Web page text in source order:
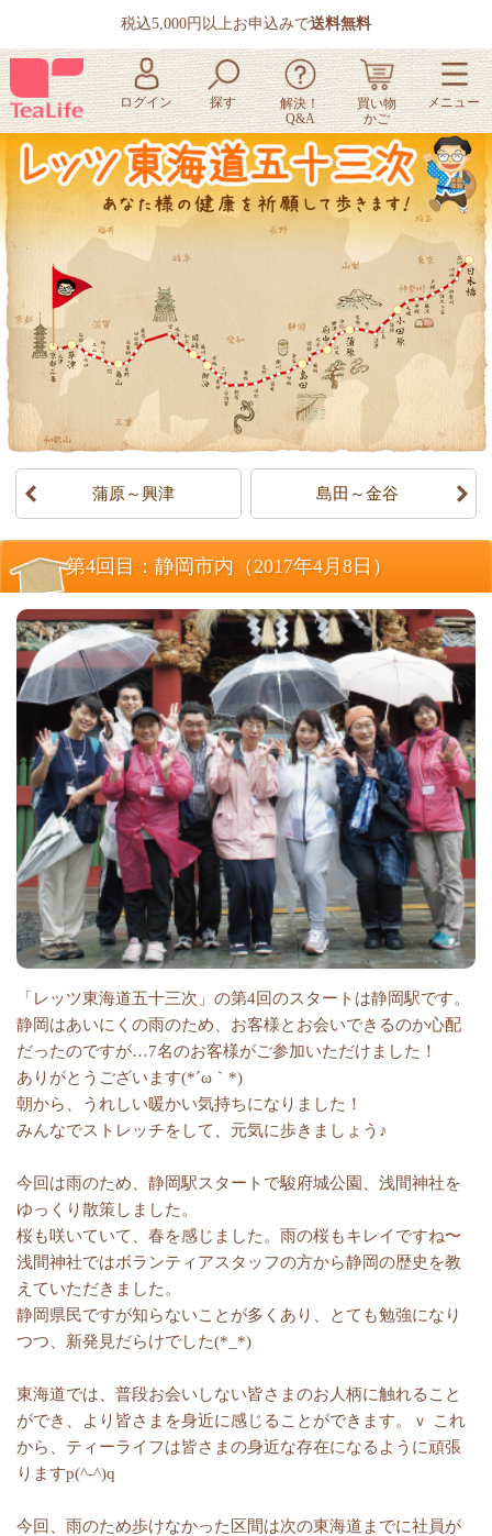
税込5,000円以上お申込みで送料無料
蒲原～興津 島田～金谷
第4回目：静岡市内（2017年4月8日）
「レッツ東海道五十三次」の第4回のスタートは静岡駅です。
静岡はあいにくの雨のため、お客様とお会いできるのか心配
だったのですが…7名のお客様がご参加いただけました！
ありがとうございます(*´ω｀*)
朝から、うれしい暖かい気持ちになりました！
みんなでストレッチをして、元気に歩きましょう♪
今回は雨のため、静岡駅スタートで駿府城公園、浅間神社を
ゆっくり散策しました。
桜も咲いていて、春を感じました。雨の桜もキレイですね〜
浅間神社ではボランティアスタッフの方から静岡の歴史を教
えていただきました。
静岡県民ですが知らないことが多くあり、とても勉強になり
つつ、新発見だらけでした(*_*)
東海道では、普段お会いしない皆さまのお人柄に触れること
ができ、より皆さまを身近に感じることができます。ｖ これ
から、ティーライフは皆さまの身近な存在になるように頑張
りますp(^-^)q
今回、雨のため歩けなかった区間は次の東海道までに社員が